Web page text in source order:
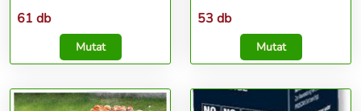
61 db
Mutat
53 db
Mutat